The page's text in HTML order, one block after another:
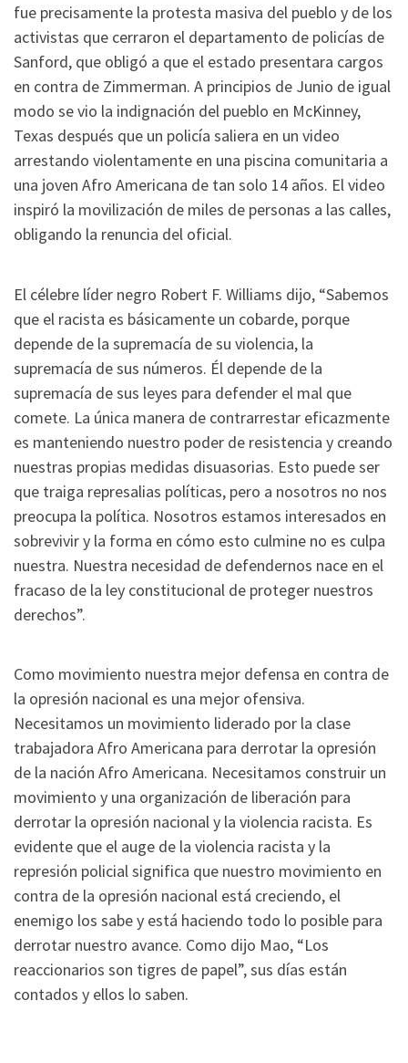
fue precisamente la protesta masiva del pueblo y de los
activistas que cerraron el departamento de policías de
Sanford, que obligó a que el estado presentara cargos
en contra de Zimmerman. A principios de Junio de igual
modo se vio la indignación del pueblo en McKinney,
Texas después que un policía saliera en un video
arrestando violentamente en una piscina comunitaria a
una joven Afro Americana de tan solo 14 años. El video
inspiró la movilización de miles de personas a las calles,
obligando la renuncia del oficial.
El célebre líder negro Robert F. Williams dijo, “Sabemos
que el racista es básicamente un cobarde, porque
depende de la supremacía de su violencia, la
supremacía de sus números. Él depende de la
supremacía de sus leyes para defender el mal que
comete. La única manera de contrarrestar eficazmente
es manteniendo nuestro poder de resistencia y creando
nuestras propias medidas disuasorias. Esto puede ser
que traiga represalias políticas, pero a nosotros no nos
preocupa la política. Nosotros estamos interesados en
sobrevivir y la forma en cómo esto culmine no es culpa
nuestra. Nuestra necesidad de defendernos nace en el
fracaso de la ley constitucional de proteger nuestros
derechos”.
Como movimiento nuestra mejor defensa en contra de
la opresión nacional es una mejor ofensiva.
Necesitamos un movimiento liderado por la clase
trabajadora Afro Americana para derrotar la opresión
de la nación Afro Americana. Necesitamos construir un
movimiento y una organización de liberación para
derrotar la opresión nacional y la violencia racista. Es
evidente que el auge de la violencia racista y la
represión policial significa que nuestro movimiento en
contra de la opresión nacional está creciendo, el
enemigo los sabe y está haciendo todo lo posible para
derrotar nuestro avance. Como dijo Mao, “Los
reaccionarios son tigres de papel”, sus días están
contados y ellos lo saben.